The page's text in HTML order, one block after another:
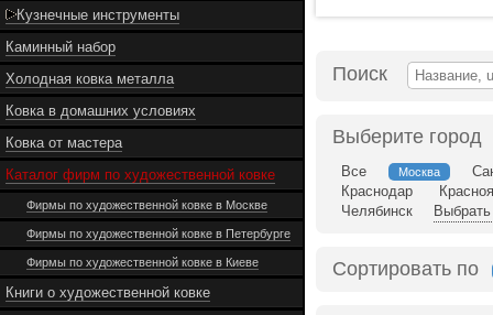
Кузнечные инструменты
Каминный набор
Холодная ковка металла
Ковка в домашних условиях
Ковка от мастера
Каталог фирм по художественной ковке
Фирмы по художественной ковке в Москве
Фирмы по художественной ковке в Петербурге
Фирмы по художественной ковке в Киеве
Книги о художественной ковке
Поиск
Выберите город
Все Москва
Краснодар
Челябинск
Сортировать по